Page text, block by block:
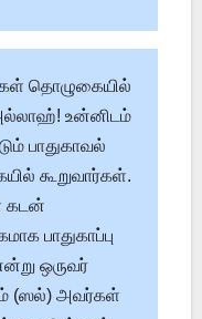
தொழுகையில்
உன்னிடம்
பாதுகாவல்
கூறுவார்கள்.
கடன்
பாதுகாப்பு
ஒருவர்
(ஸல்) அவர்கள்